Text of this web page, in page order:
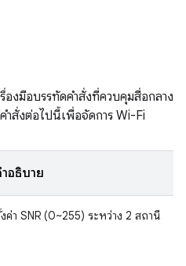
องมือบรรทัดคำสั่งที่ควบคุมสื่อกลาง
ำสั่งต่อไปนี้เพื่อจัดการ Wi-Fi
อธิบาย
ค่า SNR (0~255) ระหว่าง 2 สถานี